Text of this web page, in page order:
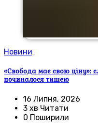
Новини
«Свобода має свою ціну»:
починалося тишею
16 Липня, 2026
3 хв Читати
0 Поширили